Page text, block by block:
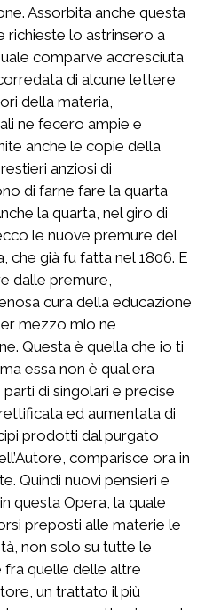
Assorbita anche questa
lo astrinsero a
comparve accresciuta
di alcune lettere
della materia,
ne fecero ampie e
anche le copie della
anziosi di
di farne fare la quarta
la quarta, nel giro di
le nuove premure del
che già fu fatta nel 1806. E
dalle premure,
cura della educazione
mezzo mio ne
Questa è quella che io ti
essa non è qual era
di singolari e precise
ed aumentata di
prodotti dal purgato
comparisce ora in
Quindi nuovi pensieri e
questa Opera, la quale
preposti alle materie le
non solo su tutte le
fra quelle delle altre
un trattato il più